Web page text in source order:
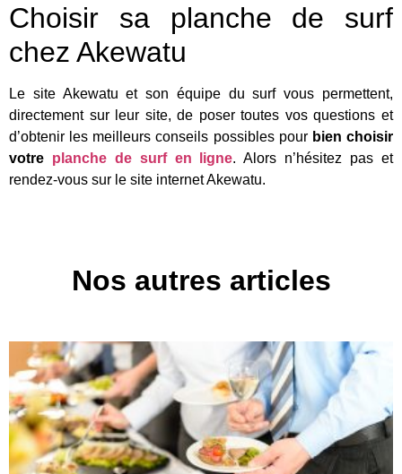
Choisir sa planche de surf
chez Akewatu
Le site Akewatu et son équipe du surf vous permettent,
directement sur leur site, de poser toutes vos questions et
d’obtenir les meilleurs conseils possibles pour bien choisir
votre planche de surf en ligne. Alors n’hésitez pas et
rendez-vous sur le site internet Akewatu.
Nos autres articles